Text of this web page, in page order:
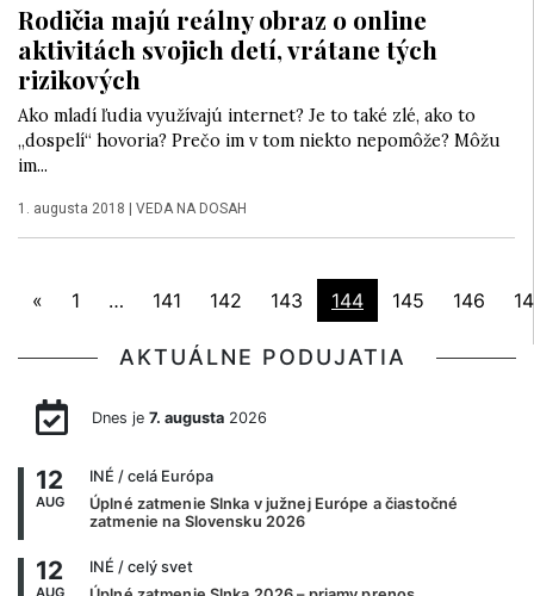
Rodičia majú reálny obraz o online
aktivitách svojich detí, vrátane tých
rizikových
Ako mladí ľudia využívajú internet? Je to také zlé, ako to
„dospelí“ hovoria? Prečo im v tom niekto nepomôže? Môžu
im...
1. augusta 2018 | VEDA NA DOSAH
« 1 … 141 142 143 144 145 146
AKTUÁLNE PODUJATIA
Dnes je 7. augusta2026
12
AUG
INÉ / celá Európa
Úplné zatmenie Slnka v južnej Európe a čiastočné
zatmenie na Slovensku 2026
12 INÉ / celý svet